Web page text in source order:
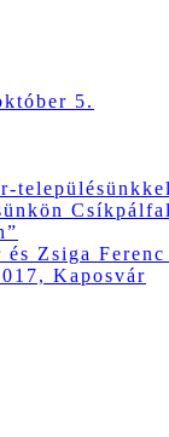
5.
Zsiga
Kaposvár